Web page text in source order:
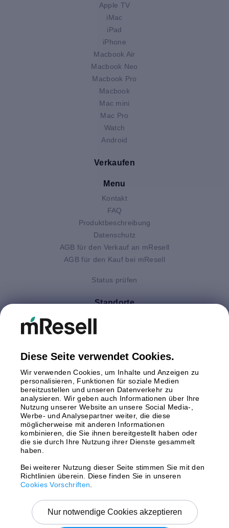
Apple TV
iMac
iPad
iPhone
Macbook Air
Macbook Neo
Macbook Pro
Macbook
Mac mini
Mac Pro
Watch
Android
Verkaufen
Menu
Kontakt
FAQ
Produktbeschreibung
Datenschutz
AGB für den Verkauf an mResell
AGB für den Kauf bei mResell
Status prüfen
Standorte
Deutschland
Italien
Polen
Schweden
Spanien
Österreich
Zahlungsmethoden
Diese Seite verwendet Cookies.
Wir verwenden Cookies, um Inhalte und Anzeigen zu
personalisieren, Funktionen für soziale Medien
bereitzustellen und unseren Datenverkehr zu
analysieren. Wir geben auch Informationen über Ihre
Nutzung unserer Website an unsere Social Media-,
Werbe- und Analysepartner weiter, die diese
möglicherweise mit anderen Informationen
kombinieren, die Sie ihnen bereitgestellt haben oder
die sie durch Ihre Nutzung ihrer Dienste gesammelt
haben.
Bei weiterer Nutzung dieser Seite stimmen Sie mit den
Richtlinien überein. Diese finden Sie in unseren
Cookies Vorschriften
Nur notwendige Cookies akzeptieren